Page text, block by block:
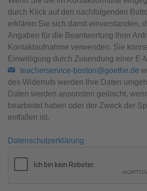
durch Klick auf den nachfolgenden
erklären Sie sich damit einverstanden,
Angaben für die Beantwortung Ihrer
Kontaktaufnahme verwenden. Sie
Einwilligung durch Zusendung einer E-
teacherservice-boston@goethe.de
des Widerrufs werden Ihre Daten
Daten werden ansonsten gelöscht,
bearbeitet haben oder der Zweck der
entfallen ist.
Datenschutzerklärung